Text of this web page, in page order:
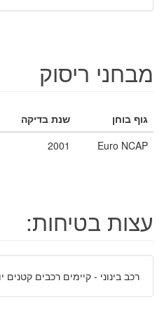
מבחני ריסוק
גוף בוחן שנת בדיקה
Euro NCAP
2001
עצות בטיחות:
רכב בינוני - קיימים רכבים קטנים